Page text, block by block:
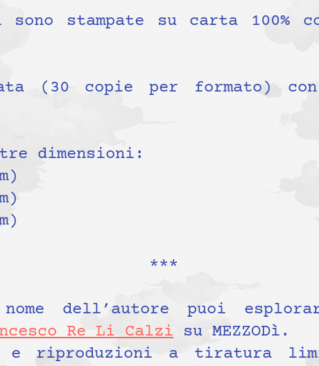
stampate su carta 100%
(30 copie per formato) con
dimensioni:
***
nome dell’autore puoi
Re Li Calzi su MEZZODì.
e riproduzioni a tiratura